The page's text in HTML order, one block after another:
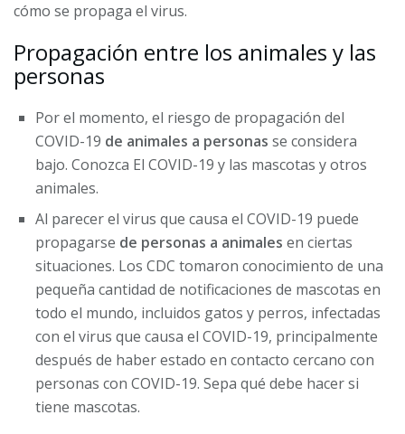
cómo se propaga el virus.
Propagación entre los animales y las
personas
Por el momento, el riesgo de propagación del
COVID-19 de animales a personas se considera
bajo. Conozca El COVID-19 y las mascotas y otros
animales.
Al parecer el virus que causa el COVID-19 puede
propagarse de personas a animales en ciertas
situaciones. Los CDC tomaron conocimiento de una
pequeña cantidad de notificaciones de mascotas en
todo el mundo, incluidos gatos y perros, infectadas
con el virus que causa el COVID-19, principalmente
después de haber estado en contacto cercano con
personas con COVID-19. Sepa qué debe hacer si
tiene mascotas.